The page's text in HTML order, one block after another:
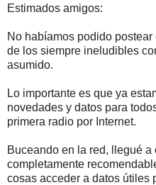
Estimados amigos:
No habíamos podido
de los siempre ineludibles
asumido.
Lo importante es que ya
novedades y datos para
primera radio por Internet.
Buceando en la red, llegué a
completamente
cosas acceder a datos útiles